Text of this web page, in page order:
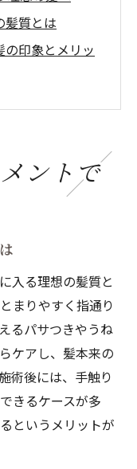
髪質とは
の印象とメリッ
イント
の変化
かな髪とは
ど良くなる理由
手に入る
秘訣とは
ツヤ感維持法
的な方法
ントで
入る理想の髪質と
まりやすく指通り
るパサつきやうね
ケアし、髪本来の
術後には、手触り
きるケースが多
というメリットが